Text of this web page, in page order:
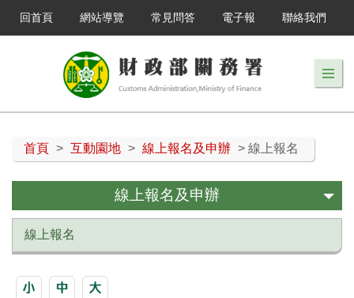
回首頁 網站導覽 常見問答 電子報 聯絡我們
首頁 > 互動園地 > 線上報名及申辦 > 線上報名
線上報名及申辦
線上報名